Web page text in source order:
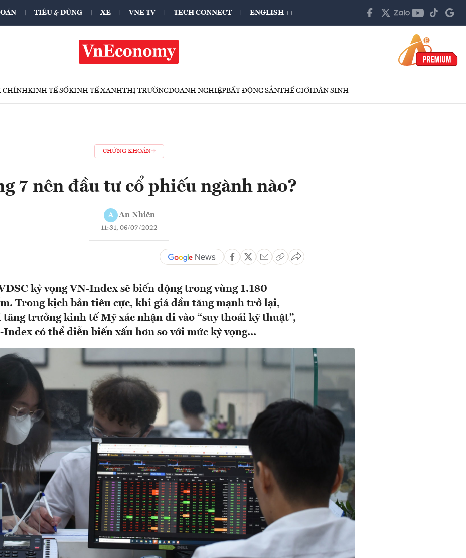
TIÊU & DÙNG XE VNE TV TECH CONNECT ENGLISH ++
CHÍNHKINH TẾ SỐKINH TẾ XANHTHỊ TRƯỜNGDOANH NGHIỆPBẤT ĐỘNG SẢNTHẾ GIỚIDÂN SINH
CHỨNG KHOÁN
7 nên đầu tư cổ phiếu ngành nào?
A An Nhiên
11:31, 06/07/2022
kỳ vọng VN-Index sẽ biến động trong vùng 1.180 –
Trong kịch bản tiêu cực, khi giá dầu tăng mạnh trở lại,
trưởng kinh tế Mỹ xác nhận đi vào “suy thoái kỹ thuật”,
Index có thể diễn biến xấu hơn so với mức kỳ vọng...